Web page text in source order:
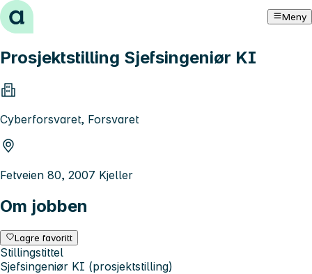
Hopp til innhold Meny
Prosjektstilling Sjefsingeniør KI
Cyberforsvaret, Forsvaret
Fetveien 80, 2007 Kjeller
Om jobben
Lagre favoritt
Stillingstittel
Sjefsingeniør KI (prosjektstilling)